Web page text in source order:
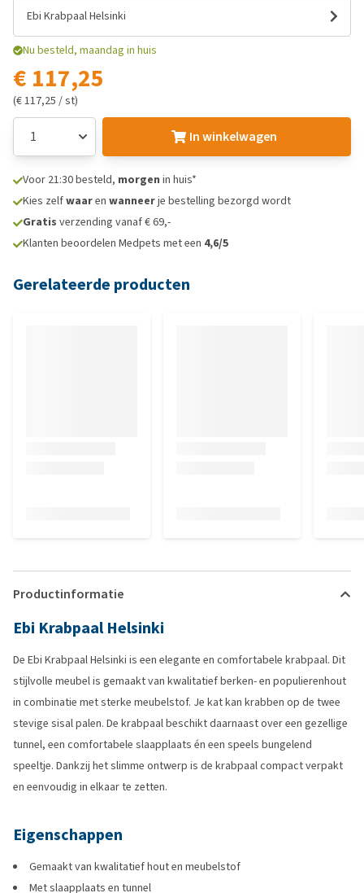
Ebi Krabpaal Helsinki
Nu besteld, maandag in huis
€ 117,25
(€ 117,25 / st)
In winkelwagen
Voor 21:30 besteld, morgen in huis*
Kies zelfwaaren wanneerje bestelling bezorgd wordt
Gratis verzending vanaf € 69,-
Klanten beoordelen Medpets met een 4,6/5
Gerelateerde producten
Productinformatie
Ebi Krabpaal Helsinki
De Ebi Krabpaal Helsinki is een elegante en comfortabele krabpaal. Dit
stijlvolle meubel is gemaakt van kwalitatief berken- en populierenhout
in combinatie met sterke meubelstof. Je kat kan krabben op de twee
stevige sisal palen. De krabpaal beschikt daarnaast over een gezellige
tunnel, een comfortabele slaapplaats én een speels bungelend
speeltje. Dankzij het slimme ontwerp is de krabpaal compact verpakt
en eenvoudig in elkaar te zetten.
Eigenschappen
Gemaakt van kwalitatief hout en meubelstof
Met slaapplaats en tunnel